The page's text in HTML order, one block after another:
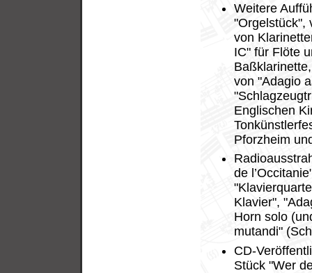
Weitere
"Orgelstück",
von
IC" für Flöte
von "Adagio
Englischen
Pforzheim
de
Klavier",
Horn solo
mutandi"
CD-
Stück "Wer